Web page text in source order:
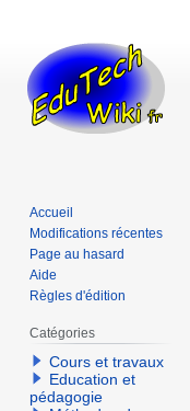
Accueil
Modifications récentes
Page au hasard
Aide
Règles d'édition
Catégories
Cours et travaux
Education et
pédagogie